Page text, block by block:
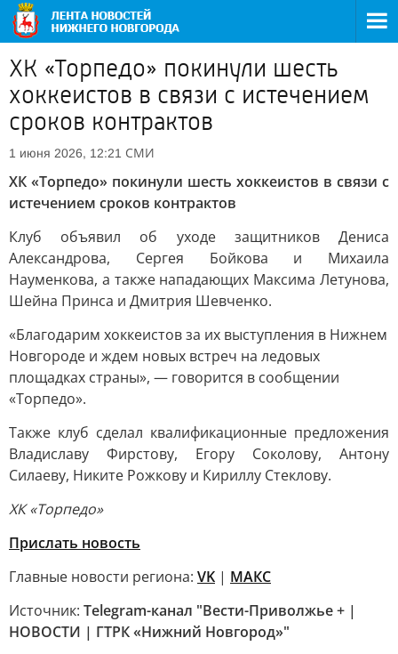
ХК «Торпедо» покинули шесть
хоккеистов в связи с истечением
сроков контрактов
1 июня 2026, 12:21 СМИ
ХК «Торпедо» покинули шесть хоккеистов в связи с
истечением сроков контрактов
Клуб объявил об уходе защитников Дениса
Александрова, Сергея Бойкова и Михаила
Науменкова, а также нападающих Максима Летунова,
Шейна Принса и Дмитрия Шевченко.
«Благодарим хоккеистов за их выступления в Нижнем
Новгороде и ждем новых встреч на ледовых
площадках страны», — говорится в сообщении
«Торпедо».
Также клуб сделал квалификационные предложения
Владиславу Фирстову, Егору Соколову, Антону
Силаеву, Никите Рожкову и Кириллу Стеклову.
ХК «Торпедо»
Прислать новость
Главные новости региона: VK | МАКС
Источник: Telegram-канал "Вести-Приволжье + |
НОВОСТИ | ГТРК «Нижний Новгород»"